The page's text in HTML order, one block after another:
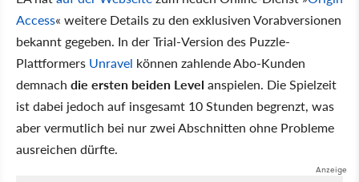
Access« weitere Details zu den exklusiven Vorabversionen
bekannt gegeben. In der Trial-Version des Puzzle-
Plattformers Unravel können zahlende Abo-Kunden
demnach die ersten beiden Level anspielen. Die Spielzeit
ist dabei jedoch auf insgesamt 10 Stunden begrenzt, was
aber vermutlich bei nur zwei Abschnitten ohne Probleme
ausreichen dürfte.